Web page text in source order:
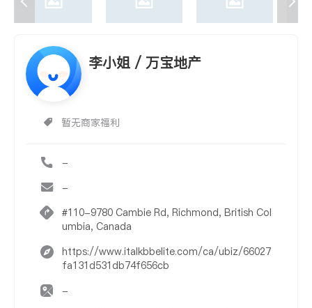
李小姐 / 万宝地产
暂无商家福利
-
-
#110-9780 Cambie Rd, Richmond, British Col
umbia, Canada
https://www.italkbbelite.com/ca/ubiz/66027
fa131d531db74f656cb
-